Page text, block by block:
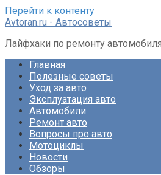
Перейти к контенту
Avtoran.ru - Автосоветы
Лайфхаки по ремонту автомобиля
Главная
Полезные советы
Уход за авто
Эксплуатация авто
Автомобили
Ремонт авто
Вопросы про авто
Мотоциклы
Новости
Обзоры